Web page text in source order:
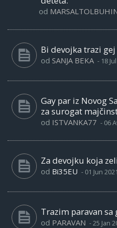
od
Bi devojka trazi
od SANJA BEKA - 18
Gay par iz Novog
za surogat
od ISTVANKA77 - 06
Za devojku koja
od Bi35EU - 01 Jun
Trazim paravan
od PARAVAN -25 Jan